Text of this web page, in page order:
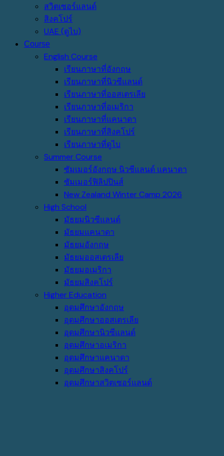
สวิตเซอร์แลนด์
สิงคโปร์
UAE (ดูไบ)
Course
English Course
เรียนภาษาที่อังกฤษ
เรียนภาษาที่นิวซีแลนด์
เรียนภาษาที่ออสเตรเลีย
เรียนภาษาที่อเมริกา
เรียนภาษาที่แคนาดา
เรียนภาษาที่สิงคโปร์
เรียนภาษาที่ดูไบ
Summer Course
ซัมเมอร์อังกฤษ นิวซีแลนด์ แคนาดา
ซัมเมอร์ฟิลิปปินส์
New Zealand Winter Camp 2026
High School
มัธยมนิวซีแลนด์
มัธยมแคนาดา
มัธยมอังกฤษ
มัธยมออสเตรเลีย
มัธยมอเมริกา
มัธยมสิงคโปร์
Higher Education
อุดมศึกษาอังกฤษ
อุดมศึกษาออสเตรเลีย
อุดมศึกษานิวซีแลนด์
อุดมศึกษาอเมริกา
อุดมศึกษาแคนาดา
อุดมศึกษาสิงคโปร์
อุดมศึกษาสวิตเซอร์แลนด์